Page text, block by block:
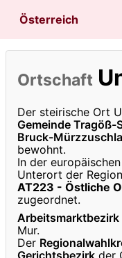
Österreich
Ortschaft
Der steirische Ort
Gemeinde Tragöß-
Bruck-
bewohnt.
In der
Unterort der
AT223 - Östliche
zugeordnet.
Arbeitsmarktbezirk
Mur.
Der
Gerichtsbezirk der